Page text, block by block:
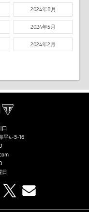
2024年8月
2024年5月
2024年2月
口
平4-3-16
日
Instagram